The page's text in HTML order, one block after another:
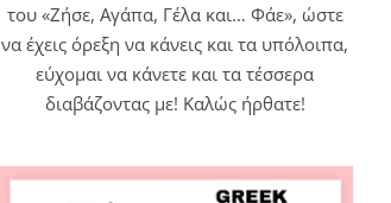
του «Ζήσε, Αγάπα, Γέλα και… Φάε», ώστε
να έχεις όρεξη να κάνεις και τα υπόλοιπα,
εύχομαι να κάνετε και τα τέσσερα
διαβάζοντας με! Καλώς ήρθατε!